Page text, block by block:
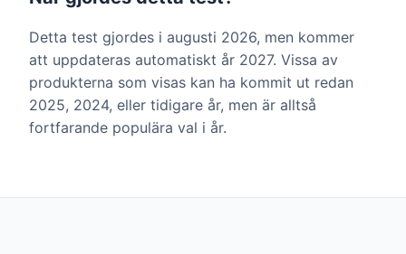
Detta test gjordes i augusti 2026, men kommer
att uppdateras automatiskt år 2027. Vissa av
produkterna som visas kan ha kommit ut redan
2025, 2024, eller tidigare år, men är alltså
fortfarande populära val i år.